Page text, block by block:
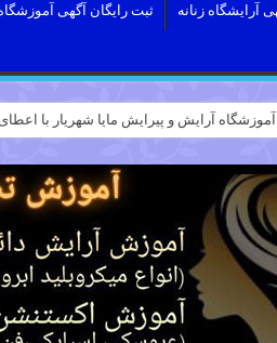
آرایشگاه زنانه ثبت رایگان آگهی
آموزشگاه آرایش و پیرایش مایا شهریار با